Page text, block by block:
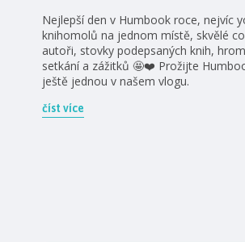
Nejlepší den v Humbook roce, nejvíc
knihomolů na jednom místě, skvělé
autoři, stovky podepsaných knih,
setkání a zážitků 🤩❤️ Prožijte
ještě jednou v našem vlogu.
číst více